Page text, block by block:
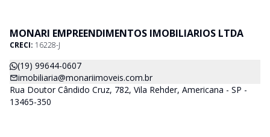
MONARI EMPREENDIMENTOS IMOBILIARIOS LTDA
CRECI: 16228-J
(19) 99644-0607
imobiliaria@monariimoveis.com.br
Rua Doutor Cândido Cruz, 782, Vila Rehder, Americana - SP -
13465-350